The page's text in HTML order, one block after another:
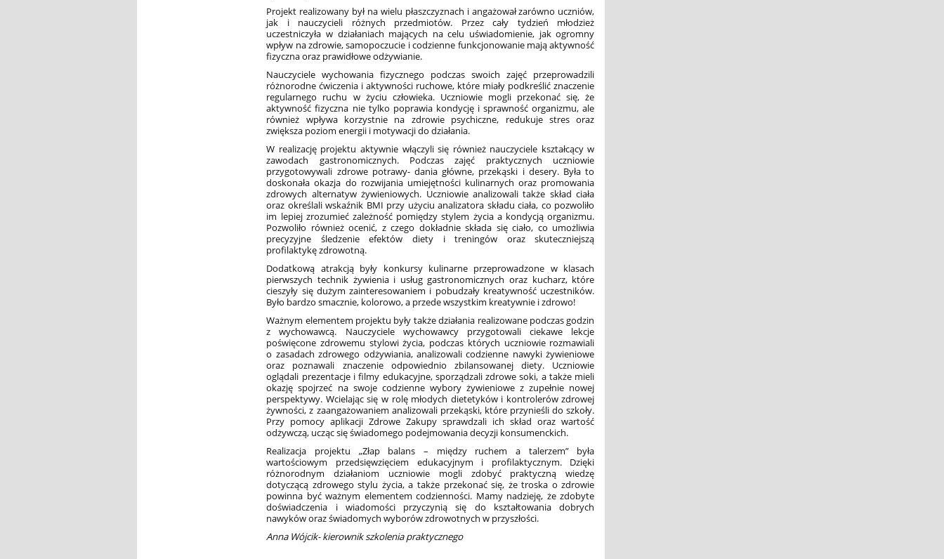
Projekt realizowany był na wielu płaszczyznach i angażował zarówno uczniów,
jak i nauczycieli różnych przedmiotów. Przez cały tydzień młodzież
uczestniczyła w działaniach mających na celu uświadomienie, jak ogromny
wpływ na zdrowie, samopoczucie i codzienne funkcjonowanie mają aktywność
fizyczna oraz prawidłowe odżywianie.
Nauczyciele wychowania fizycznego podczas swoich zajęć przeprowadzili
różnorodne ćwiczenia i aktywności ruchowe, które miały podkreślić znaczenie
regularnego ruchu w życiu człowieka. Uczniowie mogli przekonać się, że
aktywność fizyczna nie tylko poprawia kondycję i sprawność organizmu, ale
również wpływa korzystnie na zdrowie psychiczne, redukuje stres oraz
zwiększa poziom energii i motywacji do działania.
W realizację projektu aktywnie włączyli się również nauczyciele kształcący w
zawodach gastronomicznych. Podczas zajęć praktycznych uczniowie
przygotowywali zdrowe potrawy- dania główne, przekąski i desery. Była to
doskonała okazja do rozwijania umiejętności kulinarnych oraz promowania
zdrowych alternatyw żywieniowych. Uczniowie analizowali także skład ciała
oraz określali wskaźnik BMI przy użyciu analizatora składu ciała, co pozwoliło
im lepiej zrozumieć zależność pomiędzy stylem życia a kondycją organizmu.
Pozwoliło również ocenić, z czego dokładnie składa się ciało, co umożliwia
precyzyjne śledzenie efektów diety i treningów oraz skuteczniejszą
profilaktykę zdrowotną.
Dodatkową atrakcją były konkursy kulinarne przeprowadzone w klasach
pierwszych technik żywienia i usług gastronomicznych oraz kucharz, które
cieszyły się dużym zainteresowaniem i pobudzały kreatywność uczestników.
Było bardzo smacznie, kolorowo, a przede wszystkim kreatywnie i zdrowo!
Ważnym elementem projektu były także działania realizowane podczas godzin
z wychowawcą. Nauczyciele wychowawcy przygotowali ciekawe lekcje
poświęcone zdrowemu stylowi życia, podczas których uczniowie rozmawiali
o zasadach zdrowego odżywiania, analizowali codzienne nawyki żywieniowe
oraz poznawali znaczenie odpowiednio zbilansowanej diety. Uczniowie
oglądali prezentacje i filmy edukacyjne, sporządzali zdrowe soki, a także mieli
okazję spojrzeć na swoje codzienne wybory żywieniowe z zupełnie nowej
perspektywy. Wcielając się w rolę młodych dietetyków i kontrolerów zdrowej
żywności, z zaangażowaniem analizowali przekąski, które przynieśli do szkoły.
Przy pomocy aplikacji Zdrowe Zakupy sprawdzali ich skład oraz wartość
odżywczą, ucząc się świadomego podejmowania decyzji konsumenckich.
Realizacja projektu „Złap balans – między ruchem a talerzem” była
wartościowym przedsięwzięciem edukacyjnym i profilaktycznym. Dzięki
różnorodnym działaniom uczniowie mogli zdobyć praktyczną wiedzę
dotyczącą zdrowego stylu życia, a także przekonać się, że troska o zdrowie
powinna być ważnym elementem codzienności. Mamy nadzieję, że zdobyte
doświadczenia i wiadomości przyczynią się do kształtowania dobrych
nawyków oraz świadomych wyborów zdrowotnych w przyszłości.
Anna Wójcik- kierownik szkolenia praktycznego